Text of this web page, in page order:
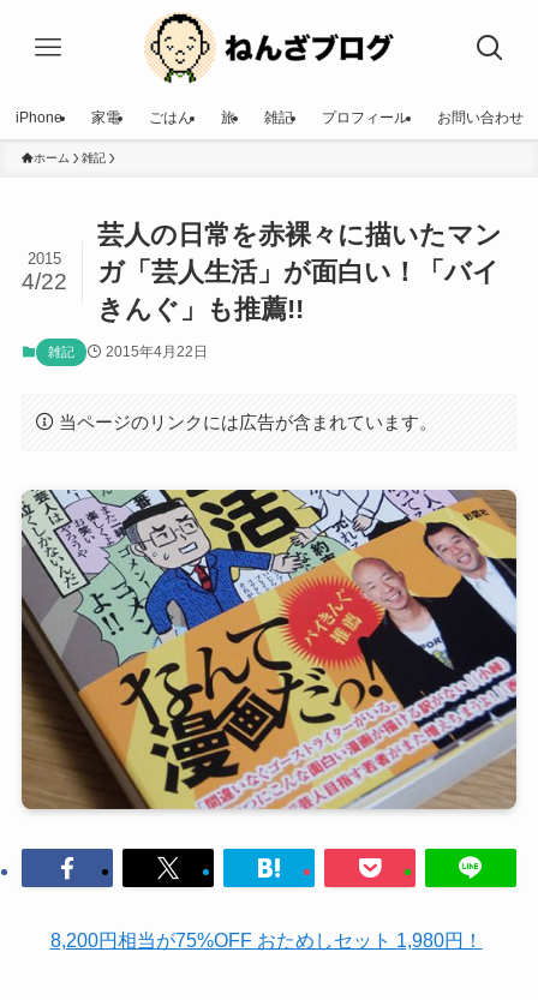
iPhone 家電 ごはん 旅 雑記 プロフィール お問い合わせ
ホーム 雑記
芸人の日常を赤裸々に描いたマン
ガ「芸人生活」が面白い！「バイ
きんぐ」も推薦!!
2015
4/22
雑記 2015年4月22日
当ページのリンクには広告が含まれています。
8,200円相当が75%OFF おためしセット 1,980円！